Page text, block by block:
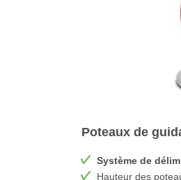
Poteaux de
Système de
Hauteur des